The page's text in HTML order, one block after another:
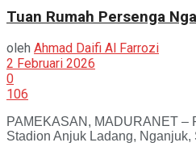
Tuan Rumah Persenga
oleh Ahmad Daifi Al Farrozi
2 Februari 2026
0
106
PAMEKASAN, MADURANET –
Stadion Anjuk Ladang, Nganjuk,